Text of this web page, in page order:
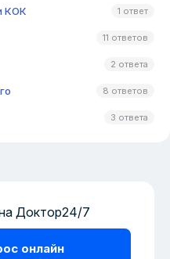
КОК 1 ответ
11 ответов
2 ответа
8 ответов
3 ответа
Доктор24/7
онлайн